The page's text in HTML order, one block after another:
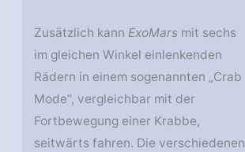
Zusätzlich kannExoMars mit sechs
im gleichen Winkel einlenkenden
Rädern in einem sogenannten „Crab
Mode“, vergleichbar mit der
Fortbewegung einer Krabbe,
seitwärts fahren. Die verschiedenen